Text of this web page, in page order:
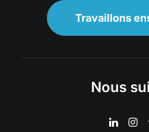
Travaillons
Nous